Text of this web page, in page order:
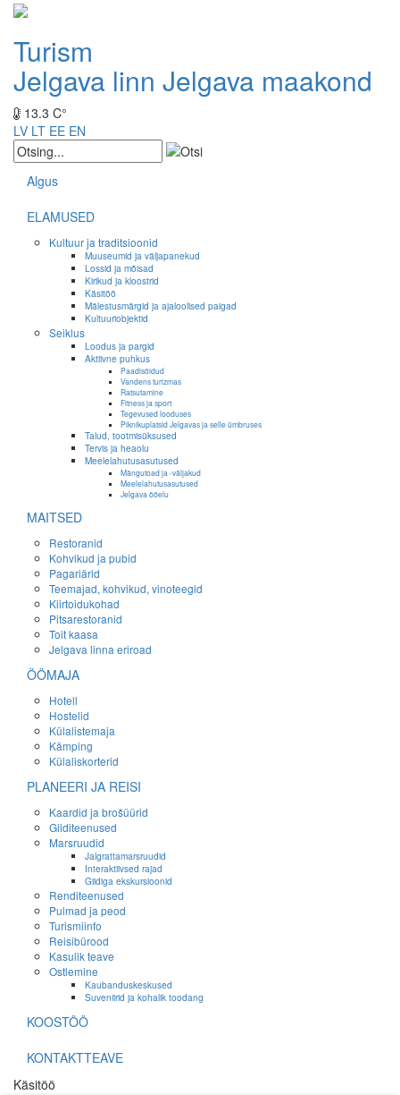
Turism
Jelgava linn Jelgava maakond
13.3 C°
LV LT EE EN
Algus
ELAMUSED
Kultuur ja traditsioonid
Muuseumid ja väljapanekud
Lossid ja mõisad
Kirikud ja kloostrid
Käsitöö
Mälestusmärgid ja ajaloolised paigad
Kultuuriobjektid
Seiklus
Loodus ja pargid
Aktiivne puhkus
Paadisõidud
Vandens turizmas
Ratsutamine
Fitness ja sport
Tegevused looduses
Piknikuplatsid Jelgavas ja selle ümbruses
Talud, tootmisüksused
Tervis ja heaolu
Meelelahutusasutused
Mängutoad ja -väljakud
Meelelahutusasutused
Jelgava ööelu
MAITSED
Restoranid
Kohvikud ja pubid
Pagariärid
Teemajad, kohvikud, vinoteegid
Kiirtoidukohad
Pitsarestoranid
Toit kaasa
Jelgava linna eriroad
ÖÖMAJA
Hotell
Hostelid
Külalistemaja
Kämping
Külaliskorterid
PLANEERI JA REISI
Kaardid ja brošüürid
Giiditeenused
Marsruudid
Jalgrattamarsruudid
Interaktiivsed rajad
Giidiga ekskursioonid
Renditeenused
Pulmad ja peod
Turismiinfo
Reisibürood
Kasulik teave
Ostlemine
Kaubanduskeskused
Suveniirid ja kohalik toodang
KOOSTÖÖ
KONTAKTTEAVE
Käsitöö